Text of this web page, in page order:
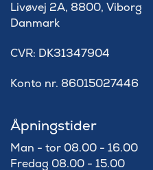
Livøvej 2A, 8800, Viborg
Danmark
​CVR: DK31347904
Konto nr. 86015027446
Åpningstider
Man - tor 08.00 - 16.00
Fredag 08.00 - 15.00